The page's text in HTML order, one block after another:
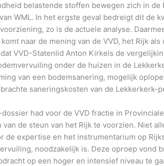
belastende stoffen bewegen zich in
WML. In het ergste geval bedreigt dit de
zo is de actuele analyse.
naar de mening van de VVD, het Rijk
VVD-Statenlid Anton Kirkels de
onder de huizen in de
van een bodemsanering, mogelijk
saneringskosten van de Lekkerkerk-
had voor de VVD fractie in
de steun van het Rijk te voorzien. Niet
de expertise en het instrumentarium op
noodzakelijk is. Deze oproep vond
op een hoger en intensief niveau te